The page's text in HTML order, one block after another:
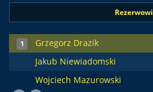
Rezerwowi
1
Grzegorz Drazik
Jakub Niewiadomski
Wojciech Mazurowski